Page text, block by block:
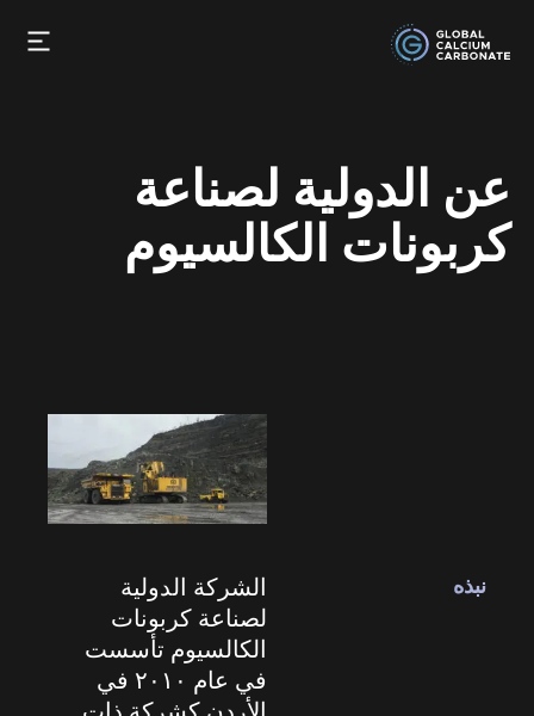
عن الدولية لصناعة
كربونات الكالسيوم
نبذه
الشركة الدولية
لصناعة كربونات
الكالسيوم تأسست
في عام ٢٠١٠ في